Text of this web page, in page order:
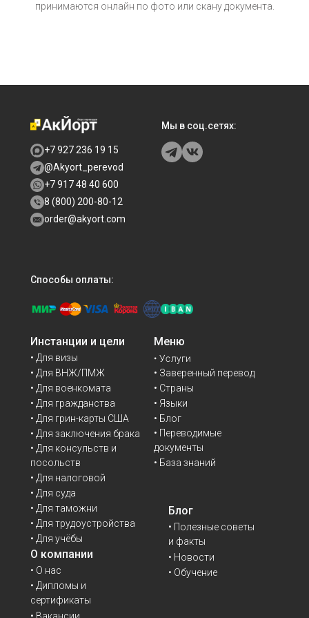
принимаются онлайн по фото или скану документа.
Блог
• Полезные советы
и факты
• Новости
• Обучение
Инстанции и цели
• Для визы
• Для ВНЖ/ПМЖ
• Для военкомата
• Для гражданства
• Для грин-карты США
• Для заключения брака
• Для консульств и
посольств
• Для налоговой
• Для суда
• Для таможни
• Для трудоустройства
• Для учёбы
Меню
• Услуги
• Заверенный перевод
• Страны
• Языки
• Блог
• Переводимые
документы
• База знаний
О компании
• О нас
• Дипломы и
сертификаты
• Вакансии
Мы в соц.сетях:
+7 927 236 19 15
@Akyort_perevod
+7 917 48 40 600
8 (800) 200-80-12
order@akyort.com
Способы оплаты: